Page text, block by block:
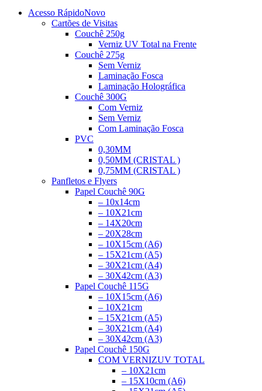
Acesso RápidoNovo
Cartões de Visitas
Couchê 250g
Verniz UV Total na Frente
Couchê 275g
Sem Verniz
Laminação Fosca
Laminação Holográfica
Couchê 300G
Com Verniz
Sem Verniz
Com Laminação Fosca
PVC
0,30MM
0,50MM (CRISTAL )
0,75MM (CRISTAL )
Panfletos e Flyers
Papel Couchê 90G
– 10x14cm
– 10X21cm
– 14X20cm
– 20X28cm
– 10X15cm (A6)
– 15X21cm (A5)
– 30X21cm (A4)
– 30X42cm (A3)
Papel Couchê 115G
– 10X15cm (A6)
– 10X21cm
– 15X21cm (A5)
– 30X21cm (A4)
– 30X42cm (A3)
Papel Couchê 150G
COM VERNIZUV TOTAL
– 10X21cm
– 15X10cm (A6)